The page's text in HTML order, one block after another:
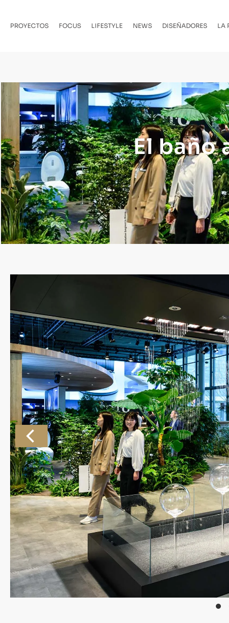
PROYECTOS FOCUS LIFESTYLE NEWS DISEÑADORES LA
El baño